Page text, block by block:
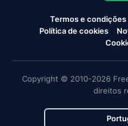
Termos e condições
Política de cookies
Copyright © 2010-2026
direitos